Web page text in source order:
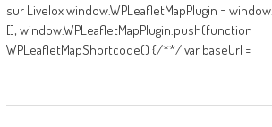
sur Livelox window.WPLeafletMapPlugin =
[]; window.WPLeafletMapPlugin.push(function
WPLeafletMapShortcode() {/**/ var baseUrl =